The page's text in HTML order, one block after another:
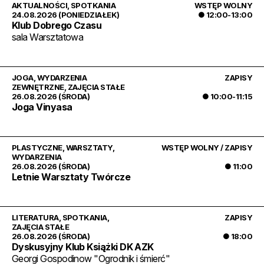
24.08.2026 (PONIEDZIAŁEK) ● 12:00-13:00
AKTUALNOŚCI SPOTKANIA WSTĘP WOLNY
Klub Dobrego Czasu
sala Warsztatowa
26.08.2026 (ŚRODA) ● 10:00-11:15
JOGA, WYDARZENIA
ZEWNĘTRZNE, ZAJĘCIA STAŁE
ZAPISY
Joga Vinyasa
26.08.2026 (ŚRODA) ● 11:00
PLASTYCZNE, WARSZTATY,
WYDARZENIA
WSTĘP WOLNY / ZAPISY
Letnie Warsztaty Twórcze
26.08.2026 (ŚRODA) ● 18:00
LITERATURA, SPOTKANIA,
ZAJĘCIA STAŁE
ZAPISY
Dyskusyjny Klub Książki DK AZK
Georgi Gospodinow "Ogrodnik i śmierć"